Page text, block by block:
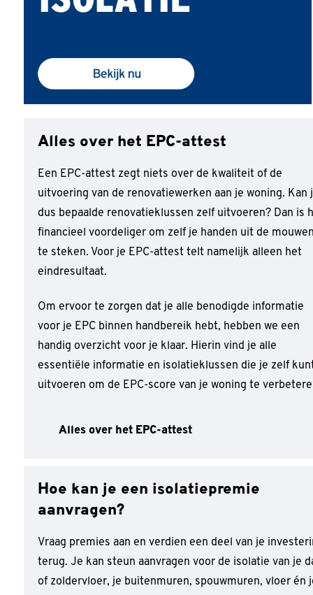
Alles over het EPC-attest
Een EPC-attest zegt niets over de kwaliteit of de
uitvoering van de renovatiewerken aan je woning. Kan
dus bepaalde renovatieklussen zelf uitvoeren? Dan is
financieel voordeliger om zelf je handen uit de
te steken. Voor je EPC-attest telt namelijk alleen het
eindresultaat.
Om ervoor te zorgen dat je alle benodigde informatie
voor je EPC binnen handbereik hebt, hebben we een
handig overzicht voor je klaar. Hierin vind je alle
essentiële informatie en isolatieklussen die je zelf
uitvoeren om de EPC-score van je woning te
Alles over het EPC-attest
Hoe kan je een isolatiepremie
aanvragen?
Vraag premies aan en verdien een deel van je
terug. Je kan steun aanvragen voor de isolatie van je
of zoldervloer, je buitenmuren, spouwmuren, vloer én